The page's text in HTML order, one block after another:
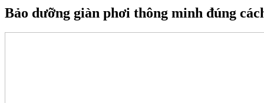
Bảo dưỡng giàn phơi thông minh đúng